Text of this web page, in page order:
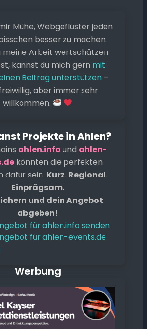
l ts
A
p
p
y
Li
n
k
s
e
n
g
er
a
d
s
n
Mühe, Webgeflüster jeden
besser zu machen.
meine Arbeit wertschätzen
kannst du mich gern mit
Beitrag unterstützen –
aber immer sehr
willkommen.
Projekte in Ahlen?
ahlen.info und ahlen-
könnten die perfekten
dafür sein. Kurz. Regional.
Einprägsam.
und dein Angebot
abgeben!
für ahlen.info senden
für ahlen-events.de
Werbung